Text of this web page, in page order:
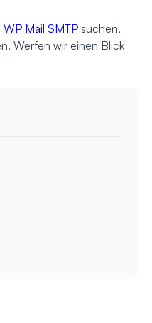
WP Mail SMTP suchen,
Werfen wir einen Blick